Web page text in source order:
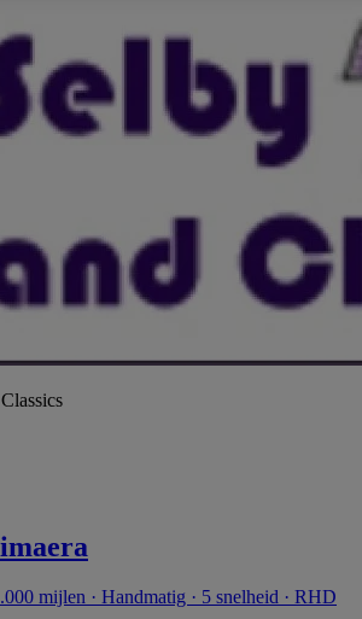
mijlen · Handmatig · 5 snelheid · RHD